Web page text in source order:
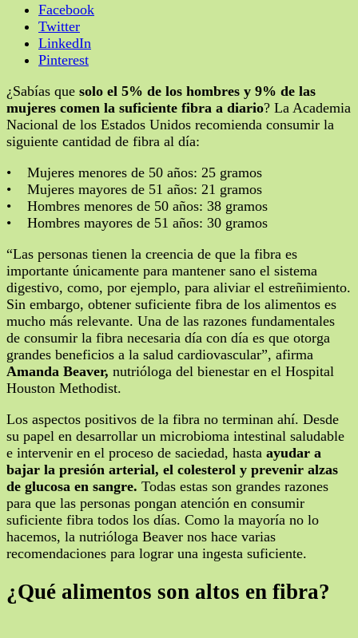
Facebook
Twitter
LinkedIn
Pinterest
¿Sabías que solo el 5% de los hombres y 9% de las
mujeres comen la suficiente fibra a diario? La Academia
Nacional de los Estados Unidos recomienda consumir la
siguiente cantidad de fibra al día:
• Mujeres menores de 50 años: 25 gramos
• Mujeres mayores de 51 años: 21 gramos
• Hombres menores de 50 años: 38 gramos
• Hombres mayores de 51 años: 30 gramos
“Las personas tienen la creencia de que la fibra es
importante únicamente para mantener sano el sistema
digestivo, como, por ejemplo, para aliviar el estreñimiento.
Sin embargo, obtener suficiente fibra de los alimentos es
mucho más relevante. Una de las razones fundamentales
de consumir la fibra necesaria día con día es que otorga
grandes beneficios a la salud cardiovascular”, afirma
Amanda Beaver, nutrióloga del bienestar en el Hospital
Houston Methodist.
Los aspectos positivos de la fibra no terminan ahí. Desde
su papel en desarrollar un microbioma intestinal saludable
e intervenir en el proceso de saciedad, hasta ayudar a
bajar la presión arterial, el colesterol y prevenir alzas
de glucosa en sangre. Todas estas son grandes razones
para que las personas pongan atención en consumir
suficiente fibra todos los días. Como la mayoría no lo
hacemos, la nutrióloga Beaver nos hace varias
recomendaciones para lograr una ingesta suficiente.
¿Qué alimentos son altos en fibra?